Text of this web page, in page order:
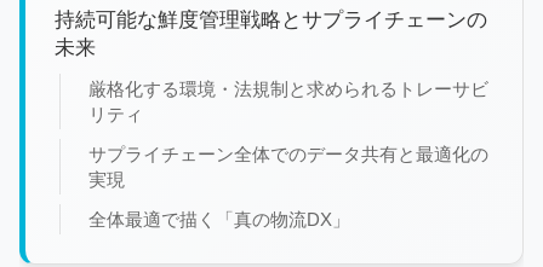
持続可能な鮮度管理戦略とサプライチェーンの
未来
厳格化する環境・法規制と求められるトレーサビ
リティ
サプライチェーン全体でのデータ共有と最適化の
実現
全体最適で描く「真の物流DX」